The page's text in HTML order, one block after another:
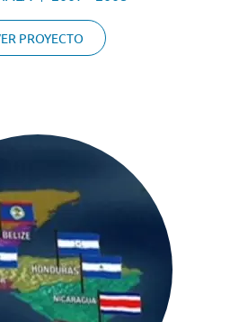
PROYECTO